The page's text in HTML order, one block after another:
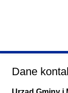
Dane